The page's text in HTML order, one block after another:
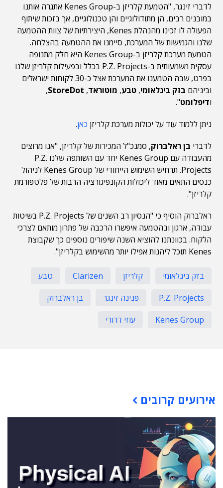
לדברי זינגר, "הטמעת קלריזן ב-Kenes Group אתגרה אותנו
במובנים רבים, הן מתודולוגיים והן טכנולוגיים, אך בזכות שיתוף
הפעולה לו זכינו מהנהלת Kenes, היצירתיות של צוות ההטמעה
שלנו והגמישות של המערכת, סיימנו את ההטמעה בהצלחה.
הטמעת מערכת קלריזן ב-Kenes Group היא חלק מתנופה
עסקית משמעותית ב-P.Z. Projects בכלל ובפעילות קלריזן שלנו
בפרט, שבה הטמענו את המערכת אצל כ-30 לקוחות ישראלים
וביניהם בזק בינלאומי, טבע, מוטוראד,
StoreDot
,
ודיפלומט".
ניתן ללמוד עוד על יכולות מערכת קלריזן כאן.
לדברי בן ראלברוק, סמנכ"ל המכירות של קלריזן, "אנו מרוצים
מהעבודה עם Kenes Group יחד עם השותפה שלנו P.Z.
Projects. תרחיש השימוש הייחודי של Kenes Group לניהול
כנסים התאים מאוד ליכולות הקונפיגורציה הרבות של פלטפורמת
קלריזן".
ראלברוק הוסיף כי "הנסיון רב השנים של P.Z. Projects בשיטות
עבודה, ארגון ובהטמעה איפשרו הרכבה של פתרון מותאם לצרכי
הלקוח. בכוונתנו להוציא השנה שיפורים נוספים כך שקבוצת
Kenes תוכל ליהנות אפילו יותר מהשימוש בקלריזן".
בזק בינלאומי קלריזן Clarizen
טבע
P.Z. Projects
פנינה זינגר
בן ראלברוק
Kenes Group
עוזי דרורי
אירועים קרובים